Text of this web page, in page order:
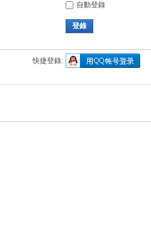
自動登錄
登錄
快捷登錄: